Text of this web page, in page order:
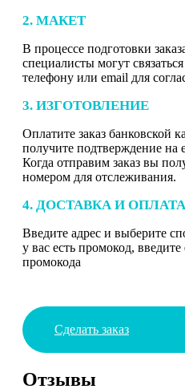
2. МАКЕТ
В процессе подготовки
специалисты могут
телефону или email для
3. ИЗГОТОВЛЕНИЕ
Оплатите заказ банковской
получите подтверждение на
Когда отправим заказ вы
номером для отслеживания.
4. ДОСТАВКА И ОПЛАТА
Введите адрес и выберите
у вас есть промокод,
промокода
Сделать заказ
Отзывы